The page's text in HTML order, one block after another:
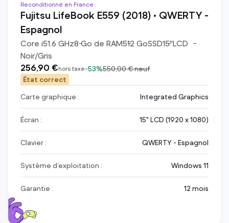
Reconditionné en France
Fujitsu LifeBook E559 (2018) • QWERTY -
Espagnol
Core i51.6 GHz8Go de RAM512 GoSSD15"LCD
Noir/Gris
256,90 €hors taxe-53%550,00 €neuf
État correct
Carte graphique :
Integrated Graphics
Écran : 15" LCD (1920 x 1080)
Clavier : QWERTY - Espagnol
Système d’exploitation : Windows 11
Garantie : 12 mois